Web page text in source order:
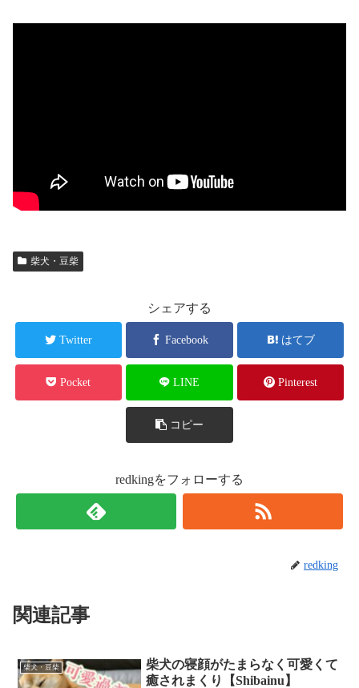
柴犬・豆柴
シェアする
Twitter Facebook はてブ
Pocket LINE Pinterest
コピー
redkingをフォローする
redking
関連記事
柴犬・豆柴
柴犬の寝顔がたまらなく可愛くて
癒されまくり【Shibainu】